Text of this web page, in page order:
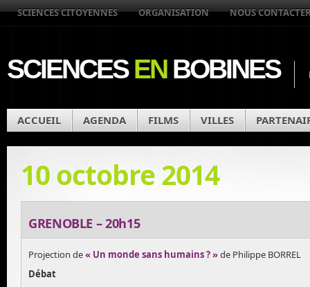
SCIENCES CITOYENNES ORGANISATION NOUS
SCIENCESENBOBINES
ACCUEIL AGENDA FILMS VILLES
10 octobre 2014
GRENOBLE – 20h15
Projection de« Un monde sans humains ? »de Philippe BORREL
Débat